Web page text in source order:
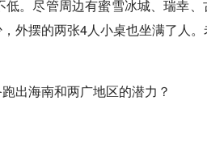
。尽管周边有蜜雪冰城、瑞幸
外摆的两张4人小桌也坐满了人
出海南和两广地区的潜力？